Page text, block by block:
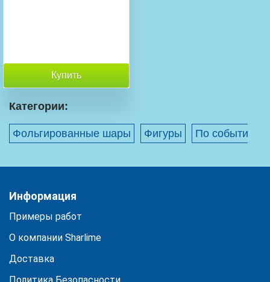
Купить
Категории:
Фольгированные шары Фигуры По событиям
Информация
Примеры работ
О компании Sharlime
Доставка